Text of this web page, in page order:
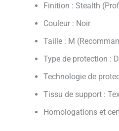
Finition : Stealth
Couleur : Noir
Taille : M
Type de protection :
Technologie de
Tissu de support :
Homologations et